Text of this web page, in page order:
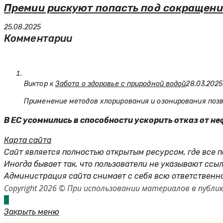
Премии рискуют попасть под
25.08.2025
Комментарии
Виктор кЗабота о здоровье с природной водой28.03.2025
Применение методов хлорирования и озонирования
В ЕС усомнились в способности ускорить отказ от
Карта сайта
Сайт является полностью открытым ресурсом, где все
Иногда бывает так, что пользователи не указывают
Администрация сайта снимает с себя всю
Copyright 2026 © При использовании материалов в
Закрыть меню